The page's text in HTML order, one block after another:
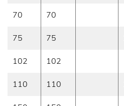
70 70
75 75
102 102
110 110